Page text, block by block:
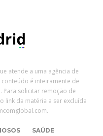
atende a uma agência de
é inteiramente de
Para solicitar remoção de
link da matéria a ser excluída
SAÚDE